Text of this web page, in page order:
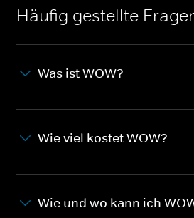
Häufig gestellte
Was ist WOW?
Wie viel kostet WOW?
Wie und wo kann ich